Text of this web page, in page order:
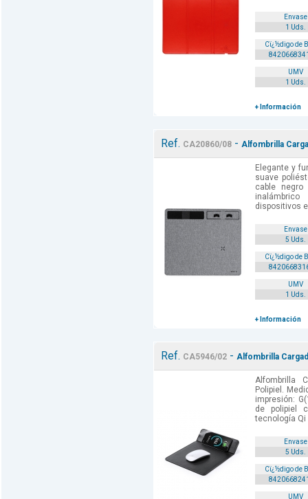
Envase
1 Uds.
Cï¿½digo de
UMV
1 Uds.
+ Información
Ref. CA20860/08- Alfombrilla
Elegante y
suave
cable
dispositivos
Envase
5 Uds.
Cï¿½digo de
UMV
1 Uds.
+ Información
Ref. CA5946/02- Alfombrilla
Alfombrilla
Polipiel.
impresión:
de polipiel
tecnología Qi
Envase
5 Uds.
Cï¿½digo de
UMV